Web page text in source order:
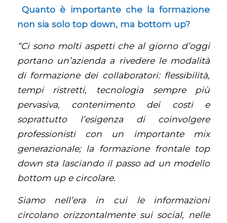
Quanto è importante che la formazione
non sia solo top down, ma bottom up?
“Ci sono molti aspetti che al giorno d’oggi
portano un’azienda a rivedere le modalità
di formazione dei collaboratori: flessibilità,
tempi ristretti, tecnologia sempre più
pervasiva, contenimento dei costi e
soprattutto l’esigenza di coinvolgere
professionisti con un importante mix
generazionale; la formazione frontale top
down sta lasciando il passo ad un modello
bottom up e circolare.
Siamo nell’era in cui le informazioni
circolano orizzontalmente sui social, nelle